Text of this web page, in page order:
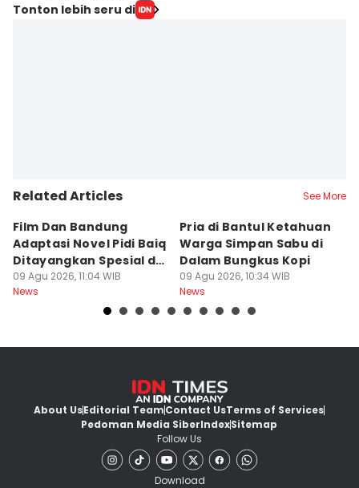
Tonton lebih seru di
Related Articles See More
Film Dan Bandung
Adaptasi Novel Pidi Baiq
Ditayangkan Spesial di
Jogja
09 Agu 2026, 11:04 WIB
News
Pria di Bantul Ketahuan
Warga Simpan Sabu di
Dalam Bungkus Kopi
09 Agu 2026, 10:34 WIB
News
About UsEditorial TeamContact UsTerms of Services
Pedoman Media SiberIndexSitemap
Follow Us
Download